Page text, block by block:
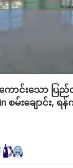
ကောင်းသော ပ
စမ်းချောင်း, ရ